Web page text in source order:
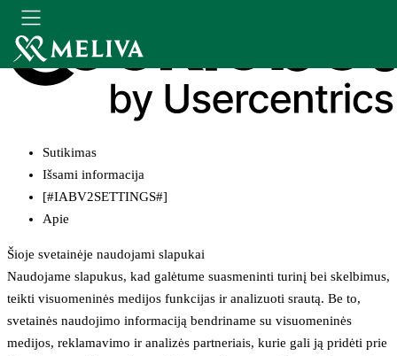
Sutikimas
Išsami informacija
[#IABV2SETTINGS#]
Apie
Šioje svetainėje naudojami slapukai
Naudojame slapukus, kad galėtume suasmeninti turinį bei skelbimus,
teikti visuomeninės medijos funkcijas ir analizuoti srautą. Be to,
svetainės naudojimo informaciją bendriname su visuomeninės
medijos, reklamavimo ir analizės partneriais, kurie gali ją pridėti prie